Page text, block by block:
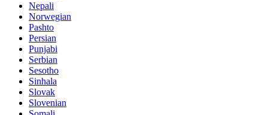
Nepali
Norwegian
Pashto
Persian
Punjabi
Serbian
Sesotho
Sinhala
Slovak
Slovenian